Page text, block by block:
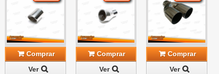
Comprar
Ver
Comprar
Ver
Comprar
Ver